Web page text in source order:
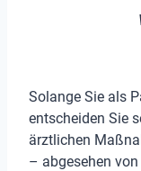
Solange Sie als
entscheiden Sie
ärztlichen
– abgesehen